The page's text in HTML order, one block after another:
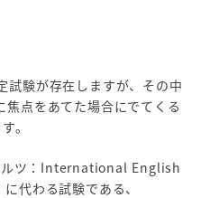
試験が存在しますが、その中
焦点をあてた場合にでてくる
。
ルツ：International English
代わる試験である、